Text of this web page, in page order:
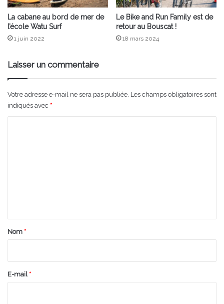
La cabane au bord de mer de
l’école Watu Surf
1 juin 2022
Le Bike and Run Family est de
retour au Bouscat !
18 mars 2024
Laisser un commentaire
Votre adresse e-mail ne sera pas publiée. Les champs obligatoires sont
indiqués avec *
a
e
Nom *
E-mail *